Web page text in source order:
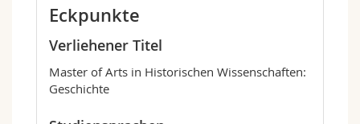
Eckpunkte
Verliehener Titel
Master of Arts in Historischen Wissenschaften:
Geschichte